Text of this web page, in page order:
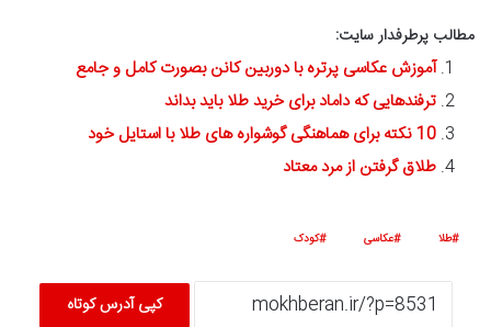
مطالب پرطرفدار سایت:
آموزش عکاسی پرتره با دوربین کانن بصورت کامل و جامع
ترفندهایی که داماد برای خرید طلا باید بداند
10 نکته برای هماهنگی گوشواره های طلا با استایل خود
طلاق گرفتن از مرد معتاد
طلا عکاسی کودک
کپی آدرس کوتاه